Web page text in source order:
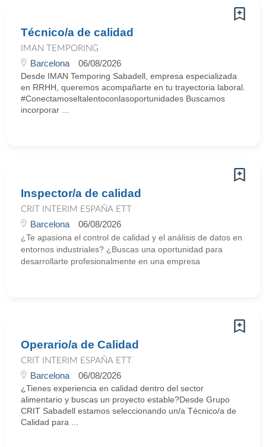
Técnico/a de calidad
IMAN TEMPORING
Barcelona 06/08/2026
Desde IMAN Temporing Sabadell, empresa especializada
en RRHH, queremos acompañarte en tu trayectoria laboral.
#Conectamoseltalentoconlasoportunidades Buscamos
incorporar ...
Inspector/a de calidad
CRIT INTERIM ESPAÑA ETT
Barcelona 06/08/2026
¿Te apasiona el control de calidad y el análisis de datos en
entornos industriales? ¿Buscas una oportunidad para
desarrollarte profesionalmente en una empresa
Operario/a de Calidad
CRIT INTERIM ESPAÑA ETT
Barcelona 06/08/2026
¿Tienes experiencia en calidad dentro del sector
alimentario y buscas un proyecto estable?Desde Grupo
CRIT Sabadell estamos seleccionando un/a Técnico/a de
Calidad para ...